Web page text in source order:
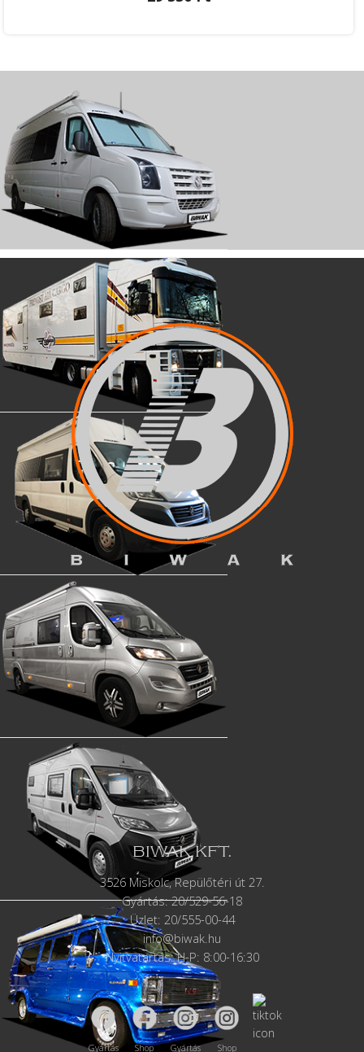
BIWAK KFT.
3526 Miskolc, Repülőtéri út 27.
Gyártás:20/529-56-18
Üzlet: 20/555-00-44
info@biwak.hu
Nyitvatartás: H-P: 8:00-16:30
Gyártás Shop Gyártás Shop